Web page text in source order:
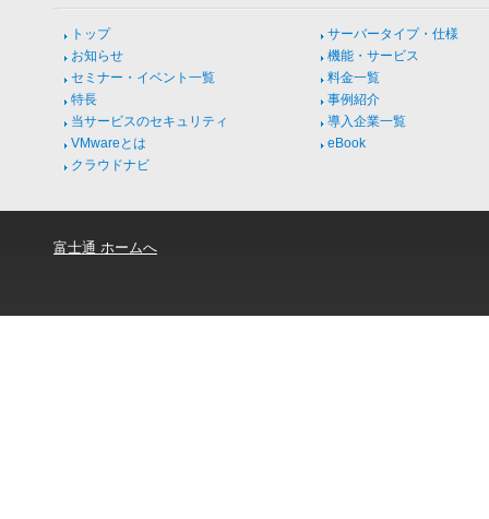
トップ
お知らせ
セミナー・イベント一覧
特長
当サービスのセキュリティ
VMwareとは
クラウドナビ
サーバータイプ・仕様
機能・サービス
料金一覧
事例紹介
導入企業一覧
eBook
富士通 ホームへ